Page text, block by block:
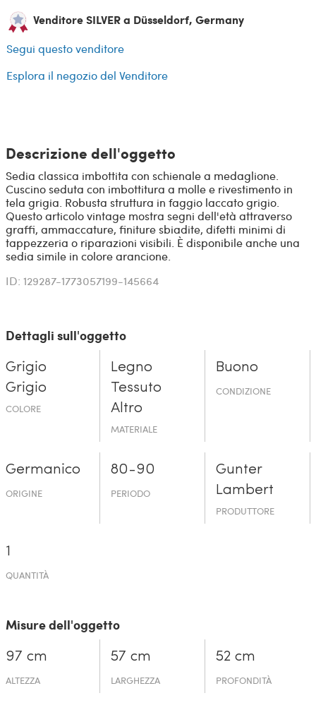
Venditore SILVER a Düsseldorf, Germany
Segui questo venditore
Esplora il negozio del Venditore
Descrizione dell'oggetto
Sedia classica imbottita con schienale a medaglione.
Cuscino seduta con imbottitura a molle e rivestimento in
tela grigia. Robusta struttura in faggio laccato grigio.
Questo articolo vintage mostra segni dell'età attraverso
graffi, ammaccature, finiture sbiadite, difetti minimi di
tappezzeria o riparazioni visibili. È disponibile anche una
sedia simile in colore arancione.
ID: 129287-1773057199-145664
Dettagli sull'oggetto
Grigio
Grigio
COLORE
Legno
Tessuto
Altro
MATERIALE
Buono
CONDIZIONE
Germanico
ORIGINE
80-90
PERIODO
Gunter
Lambert
PRODUTTORE
1
QUANTITÀ
Misure dell'oggetto
97 cm
ALTEZZA
57 cm
LARGHEZZA
52 cm
PROFONDITÀ